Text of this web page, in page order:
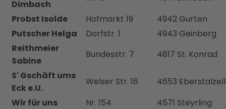
Dimbach
Probst Isolde
Hofmarkt 19
4942 Gurten
Putscher Helga
Dorfstr. 1
4943 Geinberg
Reithmeier
Sabine
Bundesstr. 7
4817 St. Konrad
S' Gschäft ums
Eck e.U.
Welser Str. 16
4653 Eberstalzell
Wir für uns
Nr. 154
4571 Steyrling